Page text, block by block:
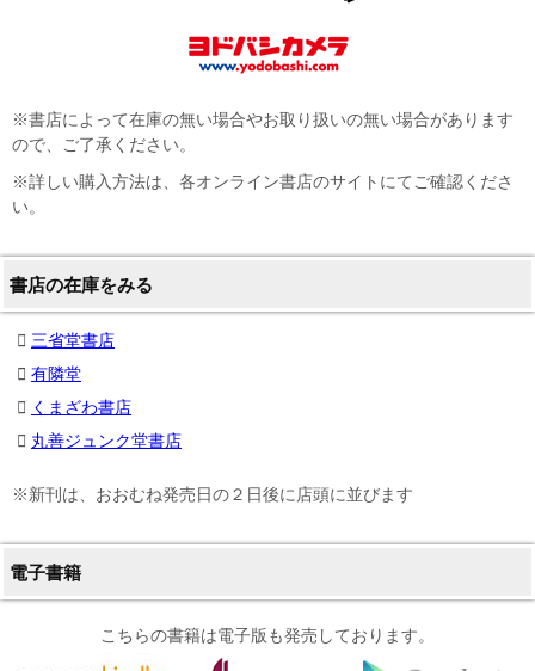
※書店によって在庫の無い場合やお取り扱いの無い場合があります
ので、ご了承ください。
※詳しい購入方法は、各オンライン書店のサイトにてご確認くださ
い。
書店の在庫をみる
三省堂書店
有隣堂
くまざわ書店
丸善ジュンク堂書店
※新刊は、おおむね発売日の２日後に店頭に並びます
電子書籍
こちらの書籍は電子版も発売しております。